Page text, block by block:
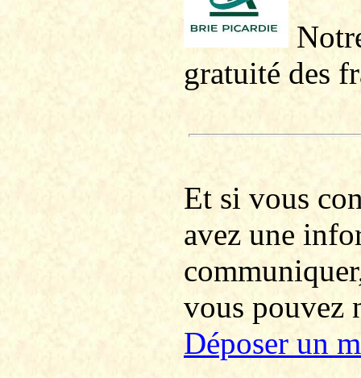
gratuité des
Et si vous
avez une
vous pouvez
Déposer un